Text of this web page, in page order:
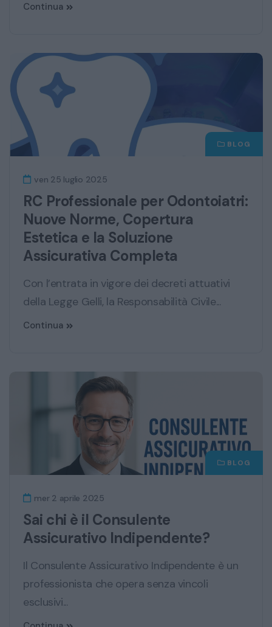
Continua
BLOG
ven 25 luglio 2025
RC Professionale per Odontoiatri:
Nuove Norme, Copertura
Estetica e la Soluzione
Assicurativa Completa
Con l’entrata in vigore dei decreti attuativi
della Legge Gelli, la Responsabilità Civile...
Continua
BLOG
mer 2 aprile 2025
Sai chi è il Consulente
Assicurativo Indipendente?
Il Consulente Assicurativo Indipendente è un
professionista che opera senza vincoli
esclusivi...